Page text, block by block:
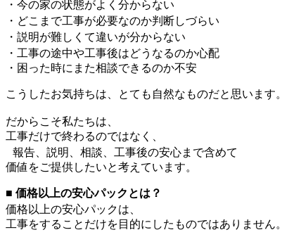
・今の家の状態がよく分からない
・どこまで工事が必要なのか判断しづらい
・説明が難しくて違いが分からない
・工事の途中や工事後はどうなるのか心配
・困った時にまた相談できるのか不安
こうしたお気持ちは、とても自然なものだと思います。
だからこそ私たちは、
工事だけで終わるのではなく、
報告、説明、相談、工事後の安心まで含めて
価値をご提供したいと考えています。
■ 価格以上の安心パックとは？
価格以上の安心パックは、
工事をすることだけを目的にしたものではありません。